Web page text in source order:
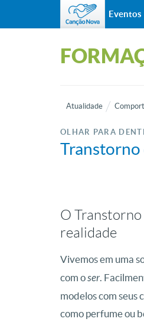
Atualidade
OLHAR PARA
Transtorno
O Transtorno
realidade
Vivemos em uma
com oser.
modelos com seus
como perfume ou
Eventos